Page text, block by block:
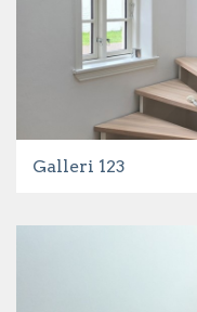
Galleri 123